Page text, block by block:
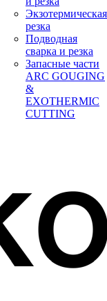
Экзотермическая
резка
Подводная
сварка и резка
Запасные части
ARC GOUGING
&
EXOTHERMIC
CUTTING